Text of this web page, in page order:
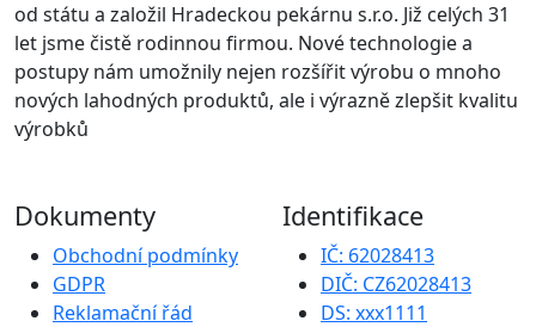
od státu a založil Hradeckou pekárnu s.r.o. Již celých 31
let jsme čistě rodinnou firmou. Nové technologie a
postupy nám umožnily nejen rozšířit výrobu o mnoho
nových lahodných produktů, ale i výrazně zlepšit kvalitu
výrobků
Dokumenty
Obchodní podmínky
GDPR
Reklamační řád
Identifikace
IČ: 62028413
DIČ: CZ62028413
DS: xxx1111